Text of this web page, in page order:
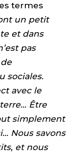
termes
un petit
et dans
pas
sociales.
avec le
Être
simplement
Nous savons
et nous